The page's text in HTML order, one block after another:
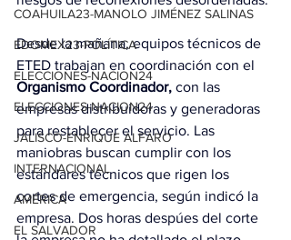
COAHUILA23-MANOLO JIMÉNEZ SALINAS
EDOMEX23-POLÍTICA
ELECCIONES-NACION24
ELECCIONES-NACION24
JALISCO-ENRIQUE ALFARO
INTERNACIONAL
AMÉRICA
EL SALVADOR
Desde la mañana, equipos técnicos de
ETED trabajan en coordinación con el
Organismo Coordinador, con las
empresas distribuidoras y generadoras
para restablecer el servicio. Las
maniobras buscan cumplir con los
estándares técnicos que rigen los
cortes de emergencia, según indicó la
empresa. Dos horas despúes del corte